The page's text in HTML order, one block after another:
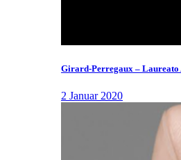
Girard-Perregaux – Laureato
2 Januar 2020